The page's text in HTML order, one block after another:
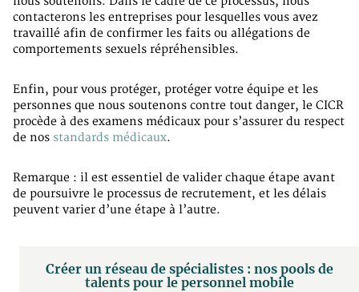
contacterons les entreprises pour lesquelles vous avez
travaillé afin de confirmer les faits ou allégations de
comportements sexuels répréhensibles.
Enfin, pour vous protéger, protéger votre équipe et les
personnes que nous soutenons contre tout danger, le CICR
procède à des examens médicaux pour s’assurer du respect
de nos standards médicaux.
Remarque : il est essentiel de valider chaque étape avant
de poursuivre le processus de recrutement, et les délais
peuvent varier d’une étape à l’autre.
Créer un réseau de spécialistes : nos pools de
talents pour le personnel mobile